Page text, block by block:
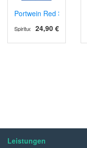
Portwein Red Sotto
24,90 €
Spirituosen
Leistungen